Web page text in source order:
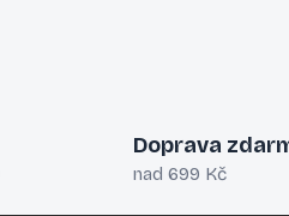
Doprava
nad 699 Kč